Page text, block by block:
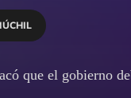
que el gobierno